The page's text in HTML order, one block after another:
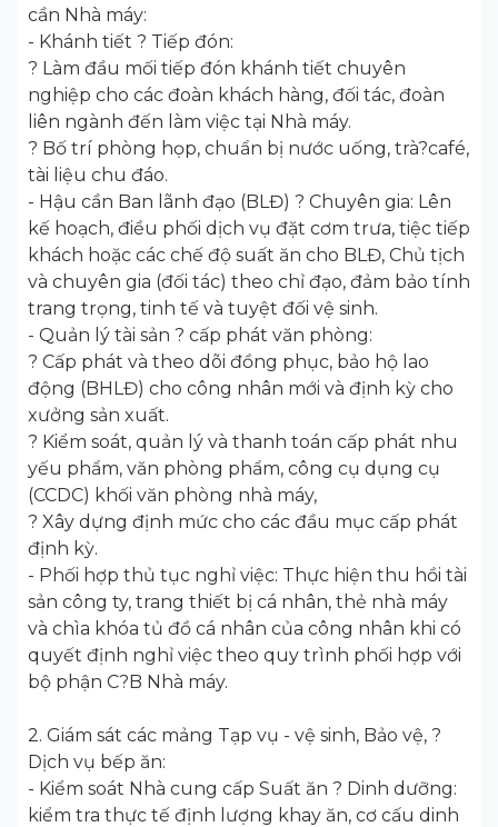
cần Nhà máy:
- Khánh tiết ? Tiếp đón:
? Làm đầu mối tiếp đón khánh tiết chuyên
nghiệp cho các đoàn khách hàng, đối tác, đoàn
liên ngành đến làm việc tại Nhà máy.
? Bố trí phòng họp, chuẩn bị nước uống, trà?café,
tài liệu chu đáo.
- Hậu cần Ban lãnh đạo (BLĐ) ? Chuyên gia: Lên
kế hoạch, điều phối dịch vụ đặt cơm trưa, tiệc tiếp
khách hoặc các chế độ suất ăn cho BLĐ, Chủ tịch
và chuyên gia (đối tác) theo chỉ đạo, đảm bảo tính
trang trọng, tinh tế và tuyệt đối vệ sinh.
- Quản lý tài sản ? cấp phát văn phòng:
? Cấp phát và theo dõi đồng phục, bảo hộ lao
động (BHLĐ) cho công nhân mới và định kỳ cho
xưởng sản xuất.
? Kiểm soát, quản lý và thanh toán cấp phát nhu
yếu phẩm, văn phòng phẩm, công cụ dụng cụ
(CCDC) khối văn phòng nhà máy,
? Xây dựng định mức cho các đầu mục cấp phát
định kỳ.
- Phối hợp thủ tục nghỉ việc: Thực hiện thu hồi tài
sản công ty, trang thiết bị cá nhân, thẻ nhà máy
và chìa khóa tủ đồ cá nhân của công nhân khi có
quyết định nghỉ việc theo quy trình phối hợp với
bộ phận C?B Nhà máy.
2. Giám sát các mảng Tạp vụ - vệ sinh, Bảo vệ, ?
Dịch vụ bếp ăn:
- Kiểm soát Nhà cung cấp Suất ăn ? Dinh dưỡng:
kiểm tra thực tế định lượng khay ăn, cơ cấu dinh